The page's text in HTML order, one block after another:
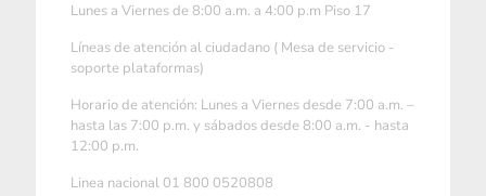
Lunes a Viernes de 8:00 a.m. a 4:00 p.m Piso 17
Líneas de atención al ciudadano ( Mesa de servicio -
soporte plataformas)
Horario de atención: Lunes a Viernes desde 7:00 a.m. –
hasta las 7:00 p.m. y sábados desde 8:00 a.m. - hasta
12:00 p.m.
Linea nacional 01 800 0520808